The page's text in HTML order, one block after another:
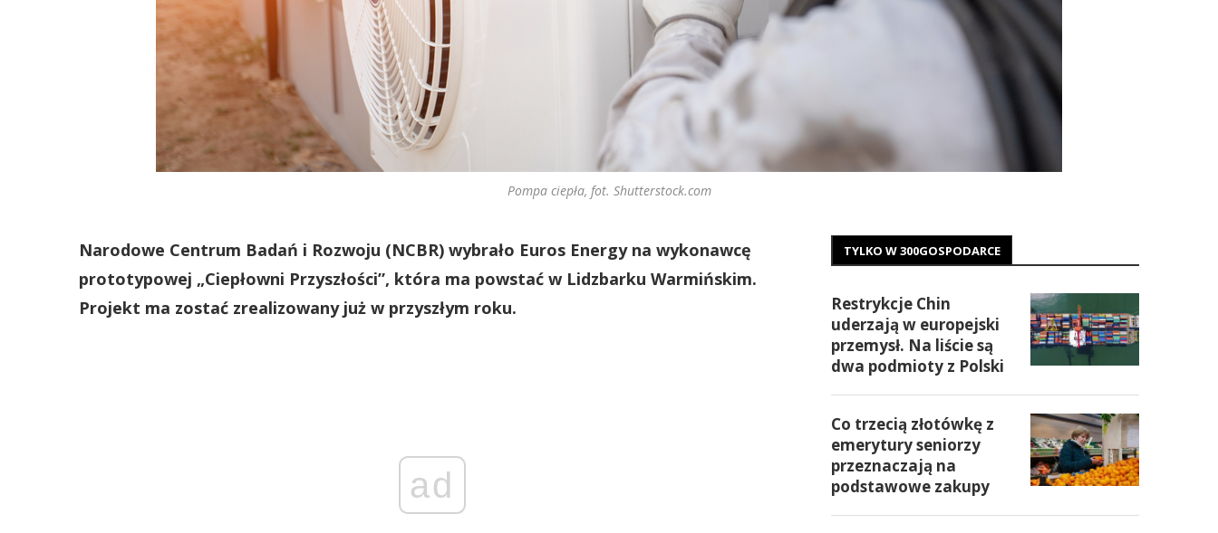
Pompa ciepła, fot. Shutterstock.com
Narodowe Centrum Badań i Rozwoju (NCBR) wybrało Euros Energy na wykonawcę
prototypowej „Ciepłowni Przyszłości”, która ma powstać w Lidzbarku Warmińskim.
Projekt ma zostać zrealizowany już w przyszłym roku.
ad
TYLKO W 300GOSPODARCE
Restrykcje Chin
uderzają w europejski
przemysł. Na liście są
dwa podmioty z Polski
Co trzecią złotówkę z
emerytury seniorzy
przeznaczają na
podstawowe zakupy